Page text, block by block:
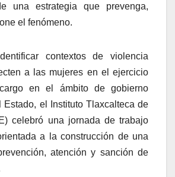
una estrategia que prevenga,
el fenómeno.
contextos de violencia
a las mujeres en el ejercicio
en el ámbito de gobierno
Estado, el Instituto Tlaxcalteca de
celebró una jornada de trabajo
a la construcción de una
atención y sanción de